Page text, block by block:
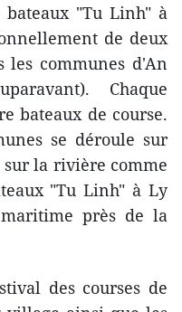
"Tu Linh" à
de deux
les communes d'An
Chaque
bateaux de course.
se déroule sur
la rivière comme
"Tu Linh" à Ly
près de la
des courses de